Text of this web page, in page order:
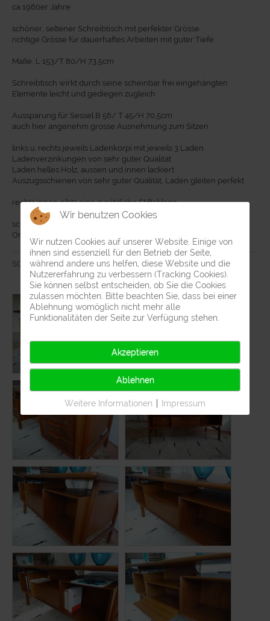
ca 1960er Jahre
schöner, seltener Schreibtisch mit perfekter Grösse
richtige Grösse für dauerhaftes Arbeiten mit guter Tiefe
Maße: L 153/T 80/H 73,5cm
Schreibtisch wirkt durch seine scheinbar frei eingehängten
Elemente leicht und gediegen zugleich
Aussparung für Sessel B 56/ T 45/H 70,5cm
auch hier angenehm grosse Ausnehmung zum Sitzen
links u. rechts jeweils Ladenkorpi mit jeweils 3 Laden
Ladenverzinkungen von sehr guter Qualität
Laden helles Holz, aussen und innen lackiert
Auszugsschienen von sehr guter Qualität, Laden gleiten perfekt
rechts innen gibts eine zusätzliche Stiftablage
schön geformte Griffe, zur Mitte hin zulaufend
Originalschlüssel ist da und sperrt beide Laden
SOLD
Wir benutzen Cookies
Wir nutzen Cookies auf unserer Website. Einige von
ihnen sind essenziell für den Betrieb der Seite,
während andere uns helfen, diese Website und die
Nutzererfahrung zu verbessern (Tracking Cookies).
Sie können selbst entscheiden, ob Sie die Cookies
zulassen möchten. Bitte beachten Sie, dass bei einer
Ablehnung womöglich nicht mehr alle
Funktionalitäten der Seite zur Verfügung stehen.
Akzeptieren
Ablehnen
Weitere Informationen Impressum